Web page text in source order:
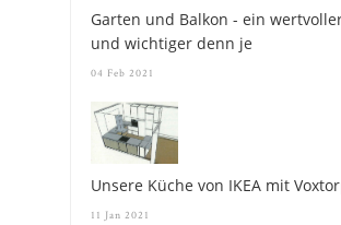
Garten und Balkon - ein wertvoller
und wichtiger denn je
04 Feb 2021
Unsere Küche von IKEA mit
11 Jan 2021